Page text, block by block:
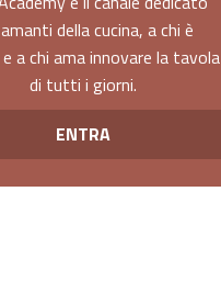
della cucina, a chi è
a chi ama innovare la tavola
di tutti i giorni.
ENTRA